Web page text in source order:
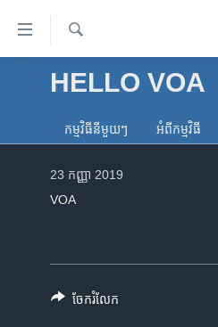
ទៅ​
គេហទំព័រ​
ទាក់ទង
និង​អាមេរិក
ហេឡូវីអូអេ
ទូរទស្សន៍ / វីដេអូ​
រក
HELLO VOA
កម្មវិធី​នីមួយៗ អំពី​កម្មវិធី​
23 កញ្ញា 2019
VOA
ចែករំលែក